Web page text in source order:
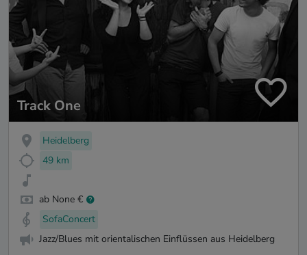
Track One
Heidelberg
49 km
ab None €
SofaConcert
Jazz/Blues mit orientalischen Einflüssen aus Heidelberg